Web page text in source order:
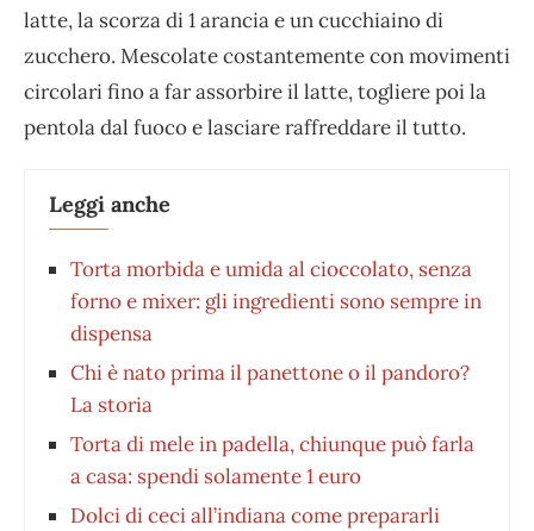
latte, la scorza di 1 arancia e un cucchiaino di
zucchero. Mescolate costantemente con movimenti
circolari fino a far assorbire il latte, togliere poi la
pentola dal fuoco e lasciare raffreddare il tutto.
Leggi anche
Torta morbida e umida al cioccolato, senza
forno e mixer: gli ingredienti sono sempre in
dispensa
Chi è nato prima il panettone o il pandoro?
La storia
Torta di mele in padella, chiunque può farla
a casa: spendi solamente 1 euro
Dolci di ceci all’indiana come prepararli